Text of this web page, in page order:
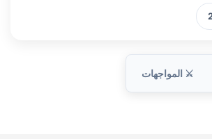
⚔️ المواجهات